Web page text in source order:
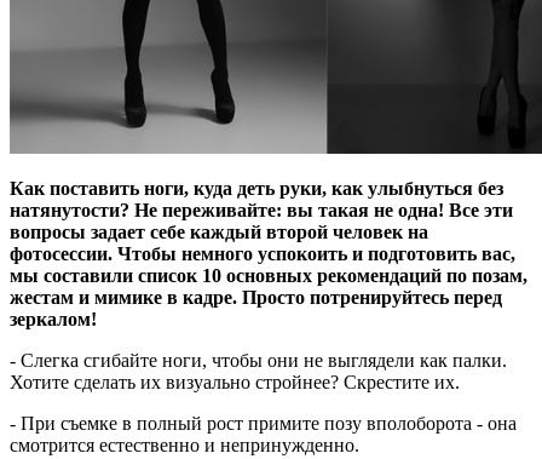
Как поставить ноги, куда деть руки, как улыбнуться без
натянутости? Не переживайте: вы такая не одна! Все эти
вопросы задает себе каждый второй человек на
фотосессии. Чтобы немного успокоить и подготовить вас,
мы составили список 10 основных рекомендаций по позам,
жестам и мимике в кадре. Просто потренируйтесь перед
зеркалом!
- Слегка сгибайте ноги, чтобы они не выглядели как палки.
Хотите сделать их визуально стройнее? Скрестите их.
- При съемке в полный рост примите позу вполоборота - она
смотрится естественно и непринужденно.